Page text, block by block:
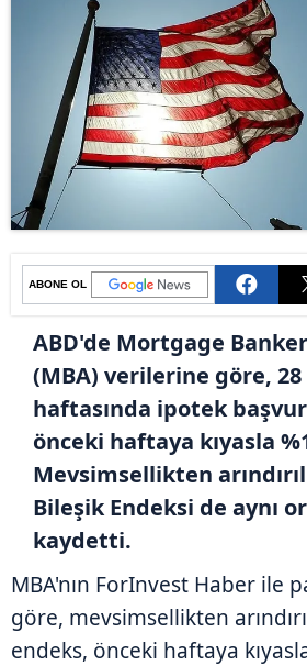
ABONE OL
ABD'de Mortgage
(MBA) verilerine göre, 28
haftasında ipotek
önceki haftaya kıyasla
Mevsimsellikten
Bileşik Endeksi de aynı
kaydetti.
MBA'nın ForInvest Haber ile
göre, mevsimsellikten
endeks, önceki haftaya